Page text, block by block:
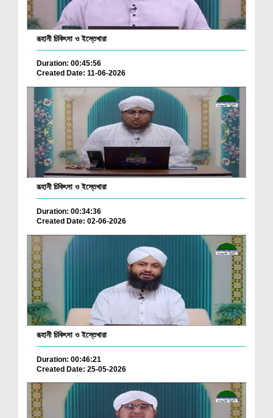
রূহানী চিকিৎসা ও ইস্তেখারা
Duration: 00:45:56
Created Date: 11-06-2026
রূহানী চিকিৎসা ও ইস্তেখারা
Duration: 00:34:36
Created Date: 02-06-2026
রূহানী চিকিৎসা ও ইস্তেখারা
Duration: 00:46:21
Created Date: 25-05-2026